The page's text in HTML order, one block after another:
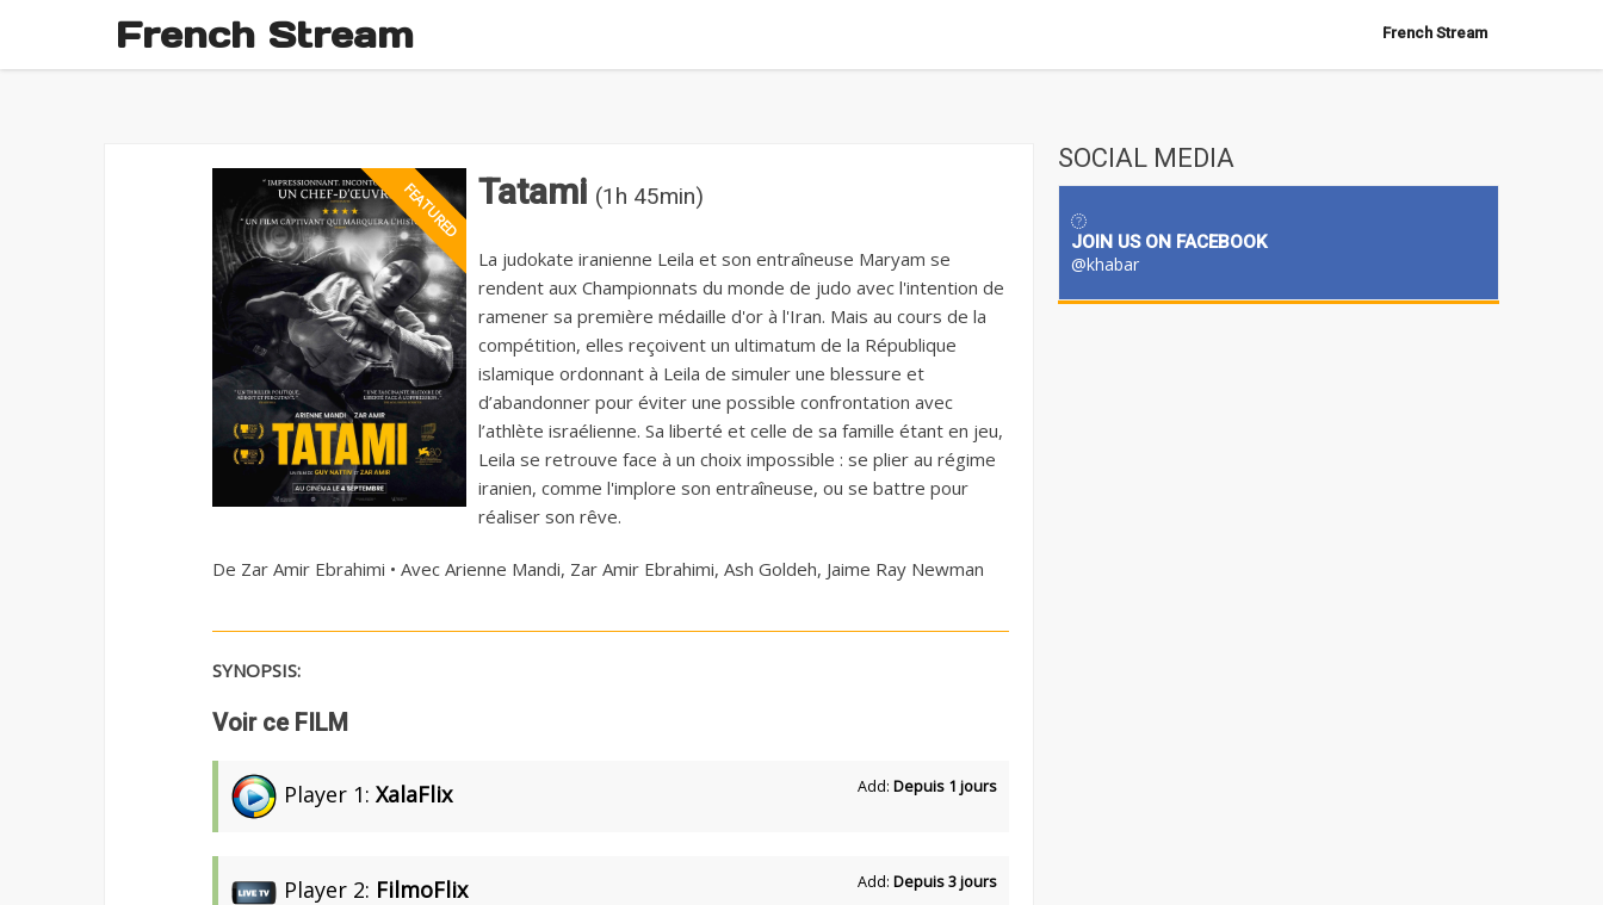
French Stream French Stream
Tatami (1h 45min)
La judokate iranienne Leila et son entraîneuse Maryam se
rendent aux Championnats du monde de judo avec l'intention de
ramener sa première médaille d'or à l'Iran. Mais au cours de la
compétition, elles reçoivent un ultimatum de la République
islamique ordonnant à Leila de simuler une blessure et
d’abandonner pour éviter une possible confrontation avec
l’athlète israélienne. Sa liberté et celle de sa famille étant en jeu,
Leila se retrouve face à un choix impossible : se plier au régime
iranien, comme l'implore son entraîneuse, ou se battre pour
réaliser son rêve.
De Zar Amir Ebrahimi • Avec Arienne Mandi, Zar Amir Ebrahimi, Ash Goldeh, Jaime Ray Newman
SYNOPSIS:
Voir ce FILM
Player 1: XalaFlix Add: Depuis 1 jours
Player 2: FilmoFlix Add: Depuis 3 jours
SOCIAL MEDIA
JOIN US ON FACEBOOK
@khabar